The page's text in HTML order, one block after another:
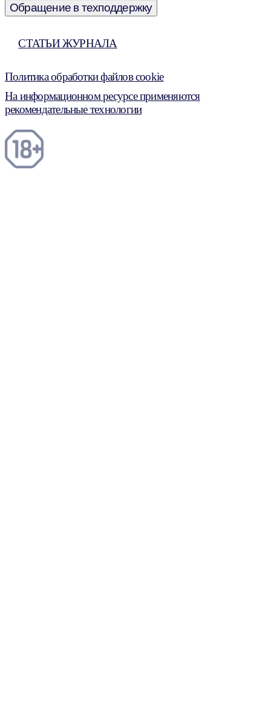
Обращение в техподдержку
СТАТЬИ ЖУРНАЛА
Политика обработки файлов cookie
На информационном ресурсе применяются
рекомендательные технологии